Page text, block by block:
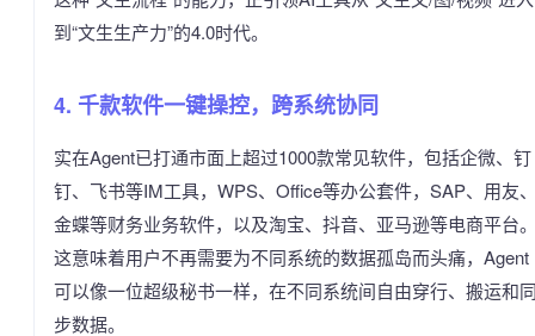
到“文生生产力”的4.0时代。
4. 千款软件一键操控，跨系统协同
实在Agent已打通市面上超过1000款常见软件，包括企微、钉
钉、飞书等IM工具，WPS、Office等办公套件，SAP、用友
金蝶等财务业务软件，以及淘宝、抖音、亚马逊等电商平台
这意味着用户不再需要为不同系统的数据孤岛而头痛，Agent
可以像一位超级秘书一样，在不同系统间自由穿行、搬运和
步数据。